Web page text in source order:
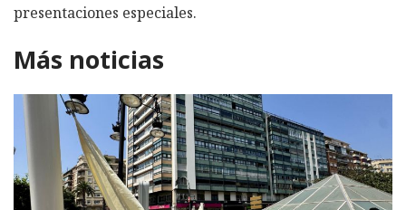
presentaciones especiales.
Más noticias